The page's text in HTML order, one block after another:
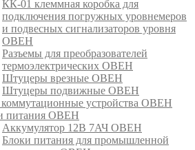
КК-01 клеммная коробка для
подключения погружных уровнемеров
и подвесных сигнализаторов уровня
ОВЕН
Разъемы для преобразователей
термоэлектрических ОВЕН
Штуцеры врезные ОВЕН
Штуцеры подвижные ОВЕН
устройства ОВЕН
питания ОВЕН
Аккумулятор 12В 7АЧ ОВЕН
Блоки питания для промышленной